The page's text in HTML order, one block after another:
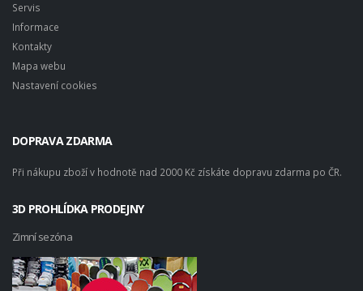
Servis
Informace
Kontakty
Mapa webu
Nastavení cookies
DOPRAVA ZDARMA
Při nákupu zboží v hodnotě nad 2000 Kč získáte dopravu zdarma po ČR.
3D PROHLÍDKA PRODEJNY
Zimní sezóna